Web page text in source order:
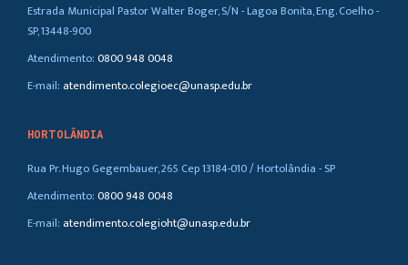
Estrada Municipal Pastor Walter Boger, S/N - Lagoa Bonita, Eng. Coelho -
SP, 13448-900
Atendimento:0800 948 0048
E-mail: atendimento.colegioec@unasp.edu.br
HORTOLÂNDIA
Rua Pr. Hugo Gegembauer, 265 Cep 13184-010 / Hortolândia - SP
Atendimento:0800 948 0048
E-mail: atendimento.colegioht@unasp.edu.br